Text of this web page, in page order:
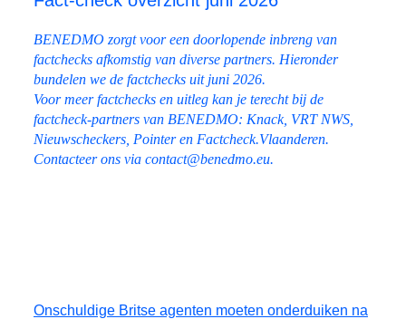
BENEDMO zorgt voor een doorlopende inbreng van
factchecks afkomstig van diverse partners. Hieronder
bundelen we de factchecks uit juni 2026.
Voor meer factchecks en uitleg kan je terecht bij de
factcheck-partners van BENEDMO: Knack, VRT NWS,
Nieuwscheckers, Pointer en Factcheck.Vlaanderen.
Contacteer ons via contact@benedmo.eu.
Onschuldige Britse agenten moeten onderduiken na